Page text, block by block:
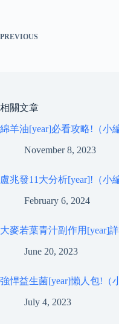
PREVIOUS
相關文章
綿羊油[year]必看攻略!（小
November 8, 2023
盧兆發11大分析[year]!（小
February 6, 2024
大麥若葉青汁副作用[year]
June 20, 2023
強悍益生菌[year]懶人包!（
July 4, 2023